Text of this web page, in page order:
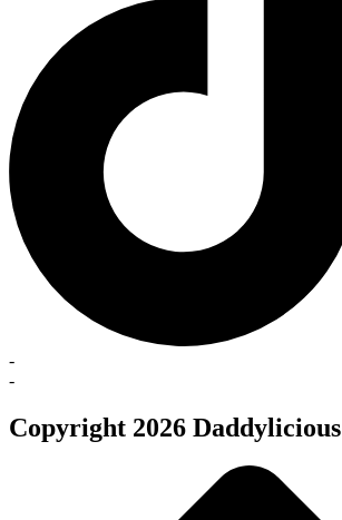
-
-
Copyright 2026 Daddylicious